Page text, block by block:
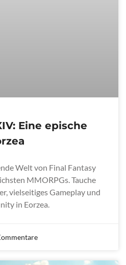
Eine epische
Welt von Final Fantasy
MMORPGs. Tauche
vielseitiges Gameplay und
in Eorzea.